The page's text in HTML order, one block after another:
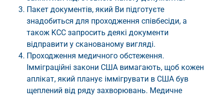
Пакет документів, який Ви підготуєте
знадобиться для проходження співбесіди, а
також KCC запросить деякі документи
відправити у сканованому вигляді.
Проходження медичного обстеження.
Імміграційні закони США вимагають, щоб кожен
аплікат, який планує іммігрувати в США був
щеплений від ряду захворювань. Медичне